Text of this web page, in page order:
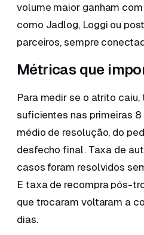
volume maior ganham
como Jadlog, Loggi ou
parceiros, sempre
Métricas que
Para medir se o atrito
suficientes nas primeiras 8
médio de resolução, do
desfecho final. Taxa de
casos foram resolvidos
E taxa de recompra pós-
que trocaram voltaram a
dias.